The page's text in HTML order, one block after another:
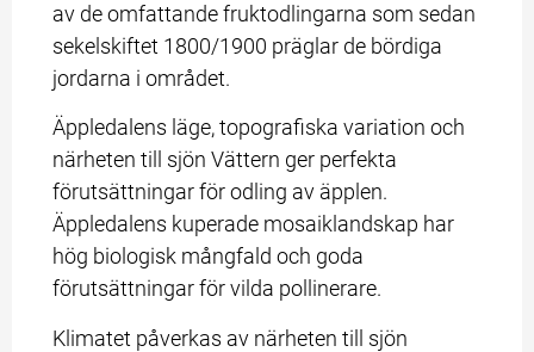
av de omfattande fruktodlingarna som sedan
sekelskiftet 1800/1900 präglar de bördiga
jordarna i området.
Äppledalens läge, topografiska variation och
närheten till sjön Vättern ger perfekta
förutsättningar för odling av äpplen.
Äppledalens kuperade mosaiklandskap har
hög biologisk mångfald och goda
förutsättningar för vilda pollinerare.
Klimatet påverkas av närheten till sjön